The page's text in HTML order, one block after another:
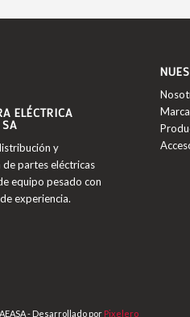
ELÉCTRICA
y
de partes eléctricas
equipo pesado con
experiencia.
- Desarrollado por Pixelero